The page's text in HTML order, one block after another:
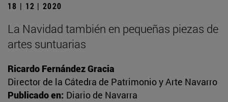
18 | 12 | 2020
La Navidad también en pequeñas piezas de
artes suntuarias
Ricardo Fernández Gracia
Director de la Cátedra de Patrimonio y Arte Navarro
Publicado en: Diario de Navarra